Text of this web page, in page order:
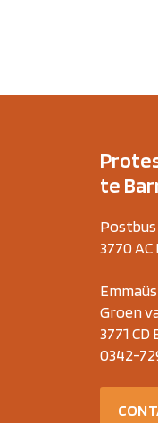
te
Postbus
3770
Groen
3771
0342-